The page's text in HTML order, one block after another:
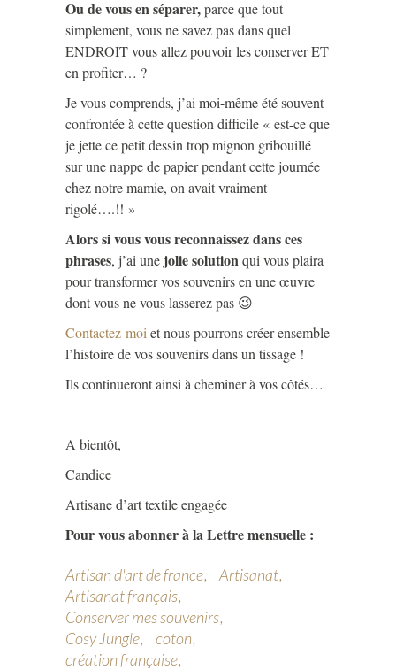
Ou de vous en séparer,parce que tout
simplement, vous ne savez pas dans quel
ENDROIT vous allez pouvoir les conserver ET
en profiter… ?
Je vous comprends, j’ai moi-même été souvent
confrontée à cette question difficile « est-ce que
je jette ce petit dessin trop mignon gribouillé
sur une nappe de papier pendant cette journée
chez notre mamie, on avait vraiment
rigolé….!! »
Alors si vous vous reconnaissez dans ces
phrases, j’ai une jolie solutionqui vous plaira
pour transformer vos souvenirs en une œuvre
dont vous ne vous lasserez pas 😉
Contactez-moi et nous pourrons créer ensemble
l’histoire de vos souvenirs dans un tissage !
Ils continueront ainsi à cheminer à vos côtés…
A bientôt,
Candice
Artisane d’art textile engagée
Pour vous abonner à la Lettre mensuelle :
Artisan d'art de france
Artisanat
Artisanat français
Conserver mes souvenirs
Cosy Jungle
coton
création française